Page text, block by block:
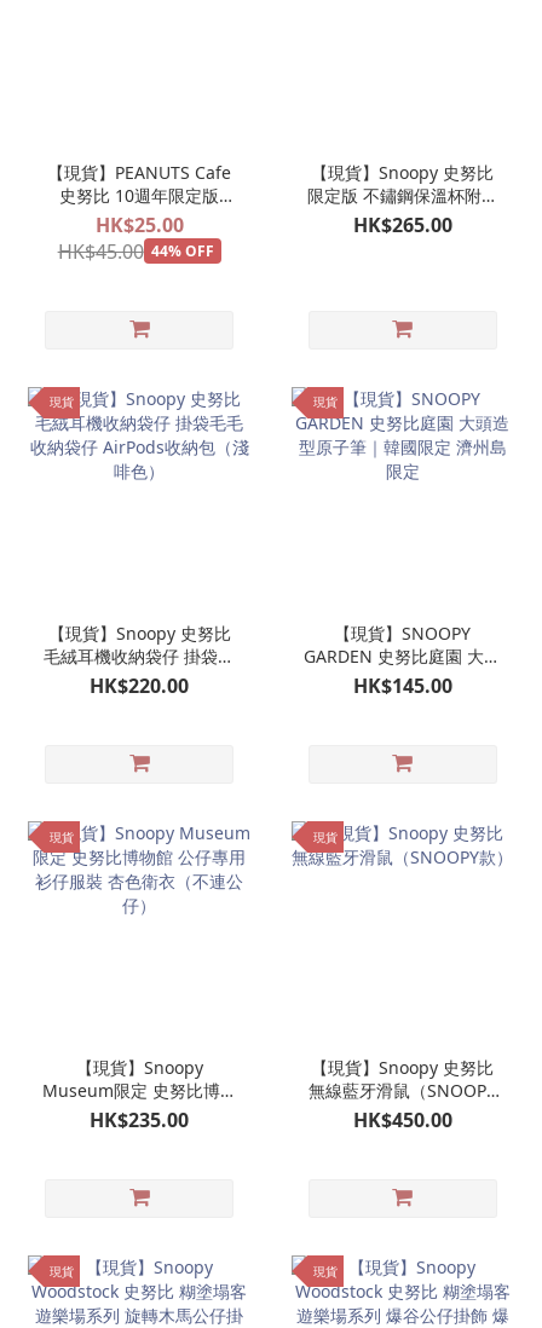
【現貨】PEANUTS Cafe
史努比 10週年限定版
Charlie Brown 紙牌吊牌
一個
HK$25.00
HK$45.00 44% OFF
【現貨】Snoopy 史努比
限定版 不鏽鋼保溫杯附杯
蓋
HK$265.00
現貨
【現貨】Snoopy 史努比
毛絨耳機收納袋仔 掛袋毛
毛收納袋仔 AirPods收納
包（淺啡色）
HK$220.00
現貨
【現貨】SNOOPY
GARDEN 史努比庭園 大頭
造型原子筆｜韓國限定 濟
州島限定
HK$145.00
現貨
【現貨】Snoopy
Museum限定 史努比博物
館 公仔專用衫仔服裝 杏色
HK$235.00
現貨
【現貨】Snoopy 史努比
無線藍牙滑鼠（SNOOPY
款）
HK$450.00
現貨 現貨